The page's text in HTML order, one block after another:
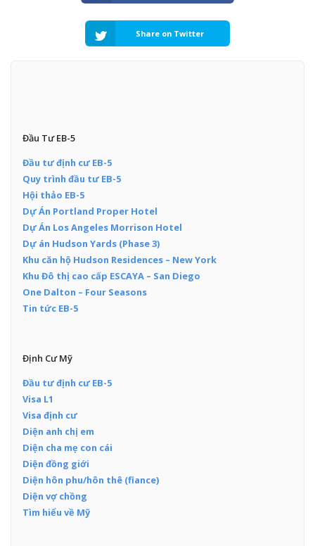
Share on Twitter
Đầu Tư EB-5
Đầu tư định cư EB-5
Quy trình đầu tư EB-5
Hội thảo EB-5
Dự Án Portland Proper Hotel
Dự Án Los Angeles Morrison Hotel
Dự án Hudson Yards (Phase 3)
Khu căn hộ Hudson Residences – New York
Khu Đô thị cao cấp ESCAYA – San Diego
One Dalton – Four Seasons
Tin tức EB-5
Định Cư Mỹ
Đầu tư định cư EB-5
Visa L1
Visa định cư
Diện anh chị em
Diện cha mẹ con cái
Diện đồng giới
Diện hôn phu/hôn thê (fiance)
Diện vợ chồng
Tìm hiểu về Mỹ